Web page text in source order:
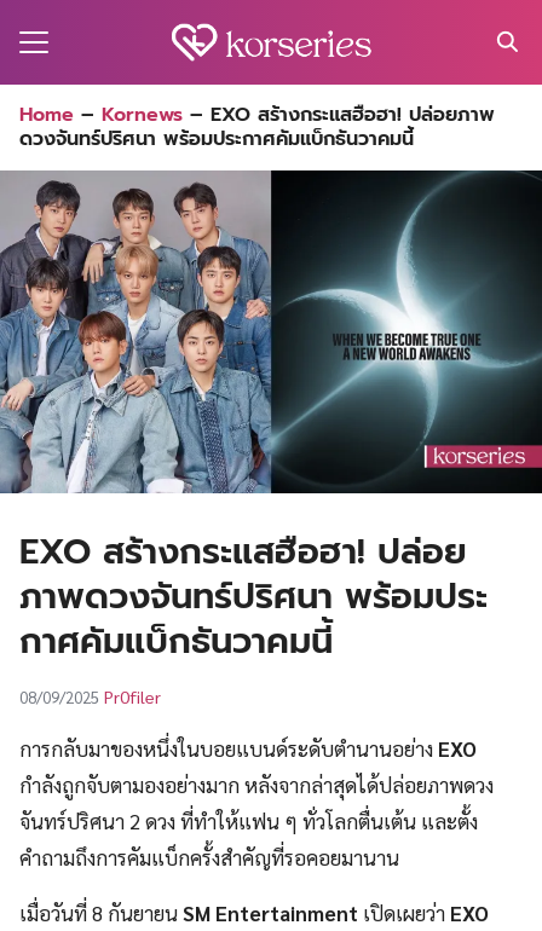
for:
Home – Kornews – EXO สร้างกระแสฮือฮา! ปล่อยภาพ
ดวงจันทร์ปริศนา พร้อมประกาศคัมแบ็กธันวาคมนี้
EXO สร้างกระแสฮือฮา! ปล่อย
ภาพดวงจันทร์ปริศนา พร้อมประ
กาศคัมแบ็กธันวาคมนี้
08/09/2025 Pr0filer
การกลับมาของหนึ่งในบอยแบนด์ระดับตำนานอย่าง EXO
กำลังถูกจับตามองอย่างมาก หลังจากล่าสุดได้ปล่อยภาพดวง
จันทร์ปริศนา 2 ดวง ที่ทำให้แฟน ๆ ทั่วโลกตื่นเต้น และตั้ง
คำถามถึงการคัมแบ็กครั้งสำคัญที่รอคอยมานาน
เมื่อวันที่ 8 กันยายนSM Entertainment เปิดเผยว่า EXO